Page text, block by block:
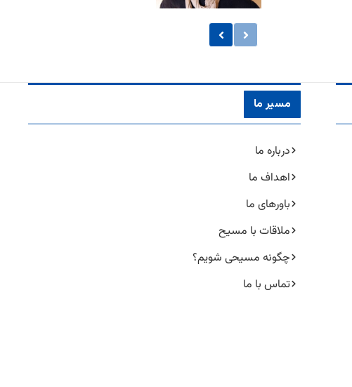
مسیر ما
درباره ما
اهداف ما
باورهای ما
ملاقات با مسیح
چگونه مسیحی شویم؟
تماس با ما